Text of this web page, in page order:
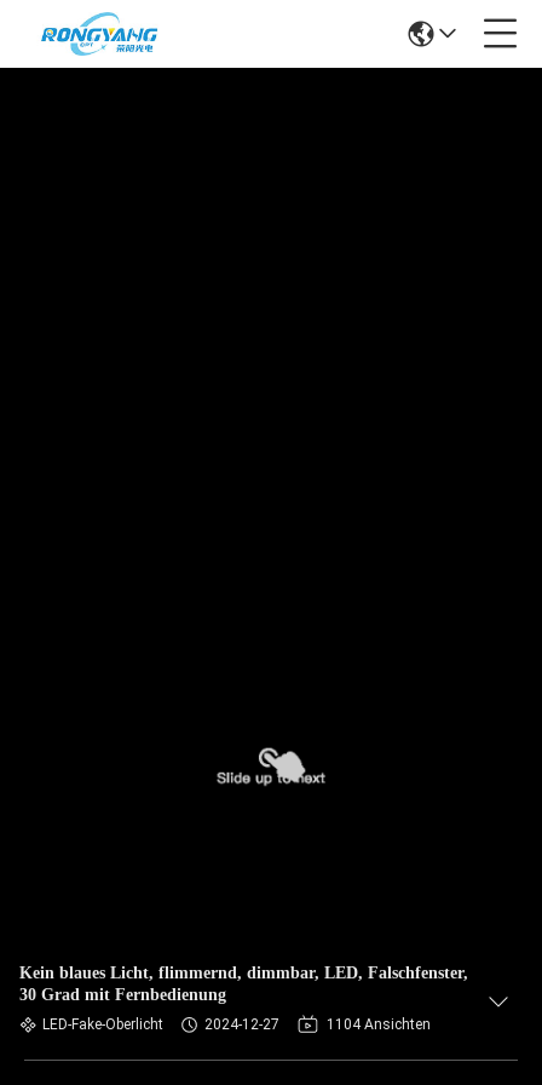
Kein blaues Licht, flimmernd, dimmbar, LED, Falschfenster,
30 Grad mit Fernbedienung
LED-Fake-Oberlicht 2024-12-27 1104 Ansichten